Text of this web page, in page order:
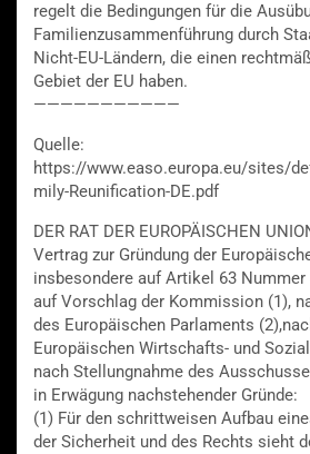
regelt die Bedingungen für die
Familienzusammenführung durch
Nicht-EU-Ländern, die einen
Gebiet der EU haben.
———————————
Quelle:
https://www.easo.europa.eu/sites/
mily-Reunification-DE.pdf
DER RAT DER EUROPÄISCHEN
Vertrag zur Gründung der
insbesondere auf Artikel 63 Nummer
auf Vorschlag der Kommission (1),
des Europäischen Parlaments
Europäischen Wirtschafts- und
nach Stellungnahme des
in Erwägung nachstehender Gründe:
(1) Für den schrittweisen Aufbau
der Sicherheit und des Rechts sieht